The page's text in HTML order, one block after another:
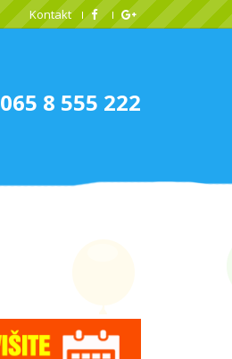
Kontakt
065 8 555 222